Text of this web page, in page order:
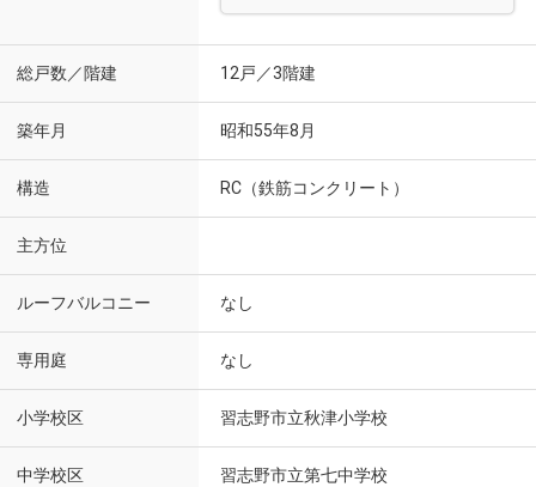
総戸数／階建 12戸／3階建
築年月 昭和55年8月
構造 RC（鉄筋コンクリート）
主方位
ルーフバルコニー なし
専用庭 なし
小学校区 習志野市立秋津小学校
中学校区 習志野市立第七中学校